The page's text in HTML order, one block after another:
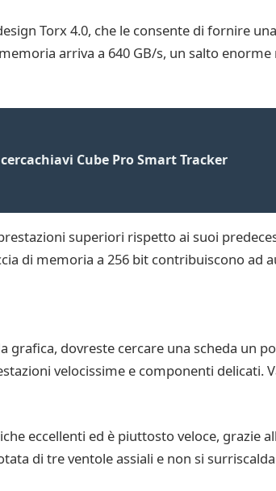
Torx 4.0, che le consente di fornire
arriva a 640 GB/s, un salto
Cube Pro Smart Tracker
superiori rispetto ai suoi
di memoria a 256 bit contribuiscono ad
dovreste cercare una scheda un
velocissime e componenti delicati.
eccellenti ed è piuttosto veloce, grazie
di tre ventole assiali e non si